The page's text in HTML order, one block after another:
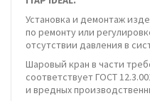
Установка и демонтаж
по ремонту или
отсутствии давления в
Шаровый кран в части
соответствует ГОСТ
и вредных